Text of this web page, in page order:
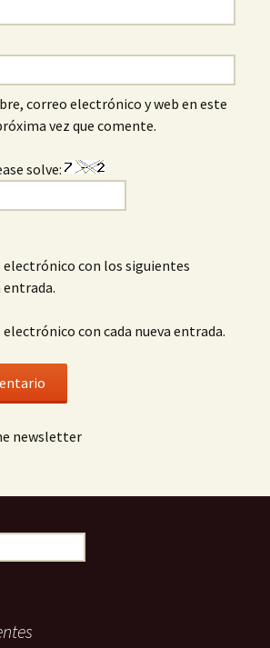
correo electrónico y web en este
vez que comente.
solve:
electrónico con los siguientes
con cada nueva entrada.
newsletter